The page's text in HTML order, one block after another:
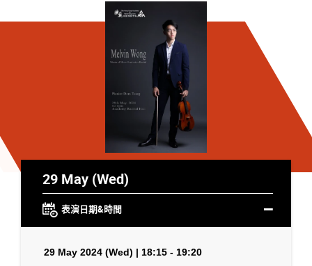
29 May (Wed)
表演日期&時間
29 May 2024 (Wed) | 18:15 - 19:20